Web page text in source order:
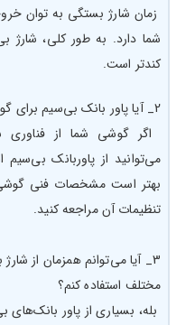
زمان شارژ بستگی به توان
شما دارد. به طور کلی، شارژ
کندتر است.
2_ آیا پاور بانک بی‌سیم برای گوشی من مناسب است؟
می‌توانید از پاوربانک بی‌سیم
بهتر است مشخصات فنی
تنظیمات آن مراجعه کنید.
3_ آیا می‌توانم همزمان از
مختلف استفاده کنم؟
بله، بسیاری از پاور بانک‌های